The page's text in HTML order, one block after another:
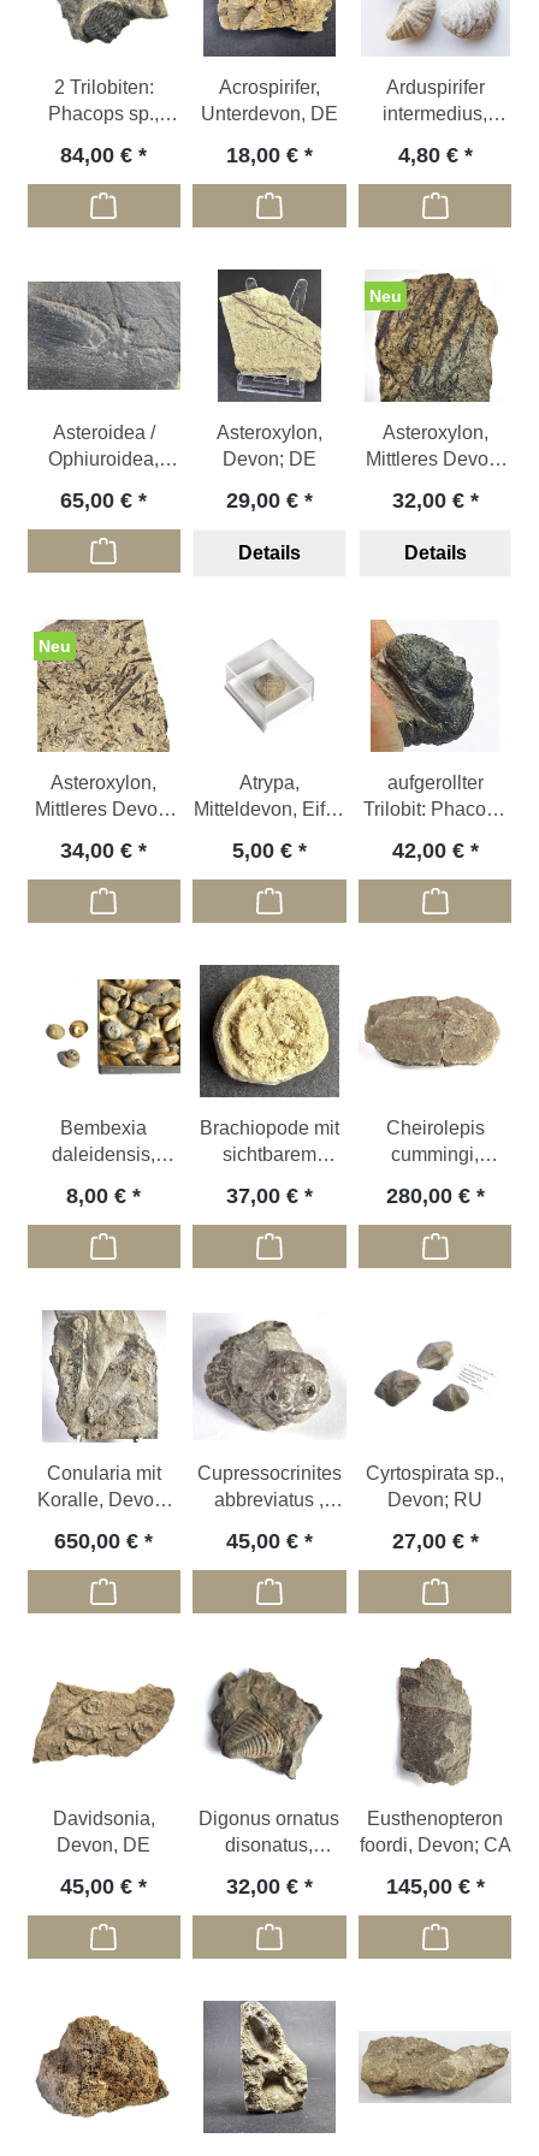
2 Trilobiten:
Phacops sp.,
84,00 €
Acrospirifer,
Unterdevon, DE
18,00 €
Arduspirifer
intermedius,
4,80 €
Asteroidea /
Ophiuroidea,
65,00 €
Asteroxylon,
Devon; DE
29,00 €
Details
Neu
Asteroxylon,
Mittleres Devon,
cm x
32,00 €
Details
Neu
Asteroxylon,
Mittleres Devon,
34,00 €
Atrypa,
Mitteldevon, Eifel,
5,00 €
aufgerollter
Trilobit: Phacops
42,00 €
Bembexia
daleidensis,
8,00 €
Brachiopode mit
sichtbarem
Devon; DE
37,00 €
Cheirolepis
cummingi,
Schottland
280,00 €
Conularia mit
Koralle, Devon,
650,00 €
Cupressocrinites
abbreviatus ,
45,00 €
Cyrtospirata sp.,
Devon; RU
27,00 €
Davidsonia,
Devon, DE
45,00 €
Digonus ornatus
disonatus,
32,00 €
Eusthenopteron
foordi, Devon; CA
145,00 €